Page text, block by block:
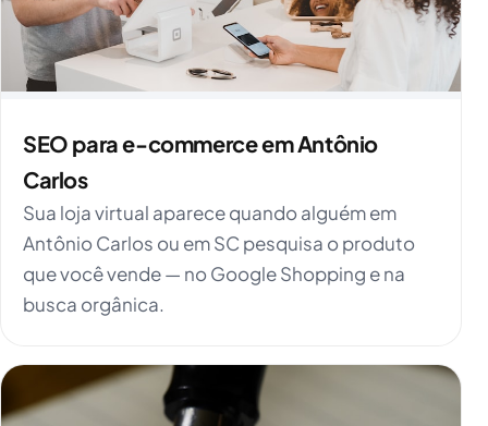
SEO para e-commerce em Antônio
Carlos
Sua loja virtual aparece quando alguém em
Antônio Carlos ou em SC pesquisa o produto
que você vende — no Google Shopping e na
busca orgânica.